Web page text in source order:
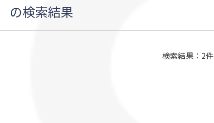
の検索結果
検索結果：2件